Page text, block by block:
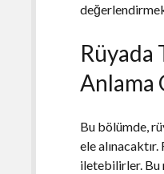
Rüyada
Anlama
Bu bölümde,
ele
iletebilirler. Bu